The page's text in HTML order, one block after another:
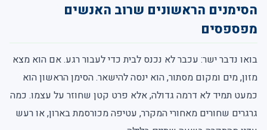
הסימנים הראשונים שרוב האנשים
מפספסים
בואו נדבר ישר: עכבר לא נכנס לבית כדי לעבור רגע. אם הוא מצא
מזון, מים ומקום מסתור, הוא ינסה להישאר. הסימן הראשון הוא
כמעט תמיד לא דרמה גדולה, אלא פרט קטן שחוזר על עצמו. כמה
גרגרים שחורים מאחורי המקרר, עטיפה מכורסמת בארון, או רעש